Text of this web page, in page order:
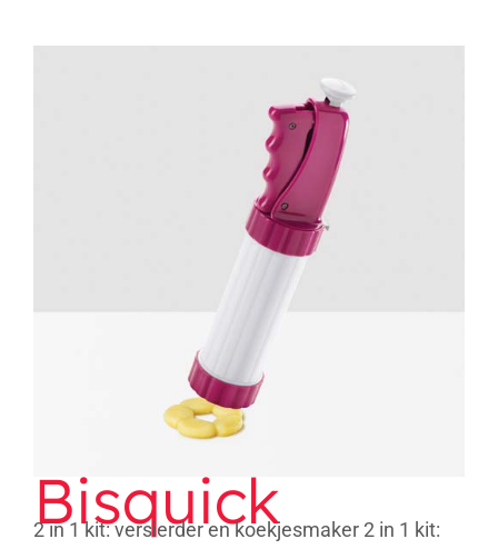
Bisquick
Bisquick
2 in 1 kit: versierder en koekjesmaker 2 in 1 kit: